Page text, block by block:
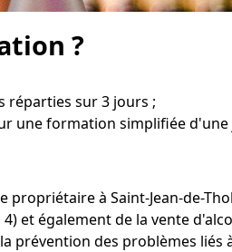
?
réparties sur 3 jours ;
une formation simplifiée d'une
à Saint-Jean-de-
et également de la vente
prévention des problèmes liés